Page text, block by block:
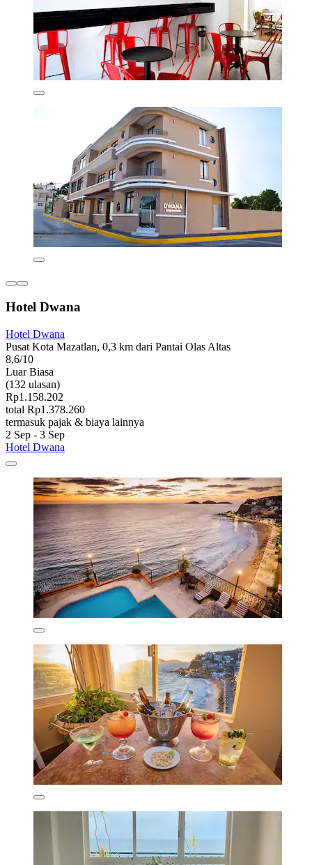
Hotel Dwana
Hotel Dwana
Pusat Kota Mazatlan, 0,3 km dari Pantai Olas Altas
8,6/10
Luar Biasa
(132 ulasan)
Rp1.158.202
total Rp1.378.260
termasuk pajak & biaya lainnya
2 Sep - 3 Sep
Hotel Dwana